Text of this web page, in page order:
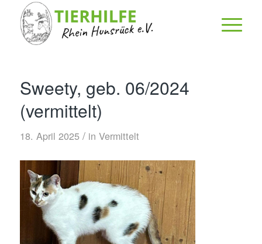
Sweety, geb. 06/2024
(vermittelt)
18. April 2025 / in Vermittelt